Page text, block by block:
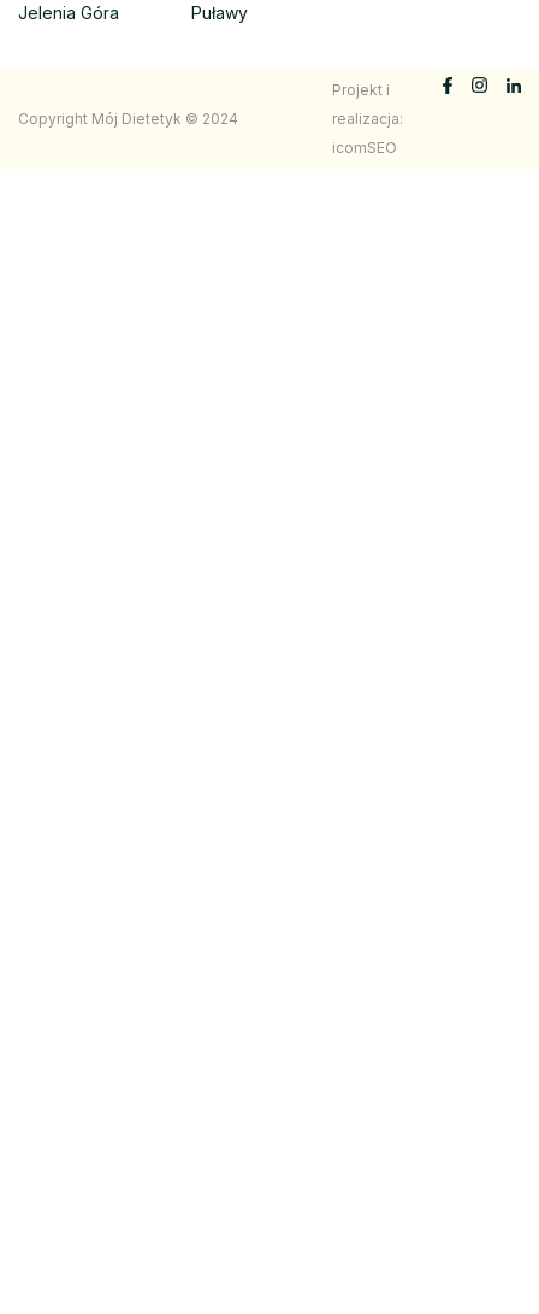
Jelenia Góra
Puławy
Copyright Mój Dietetyk © 2024
Projekt i
realizacja:
icomSEO